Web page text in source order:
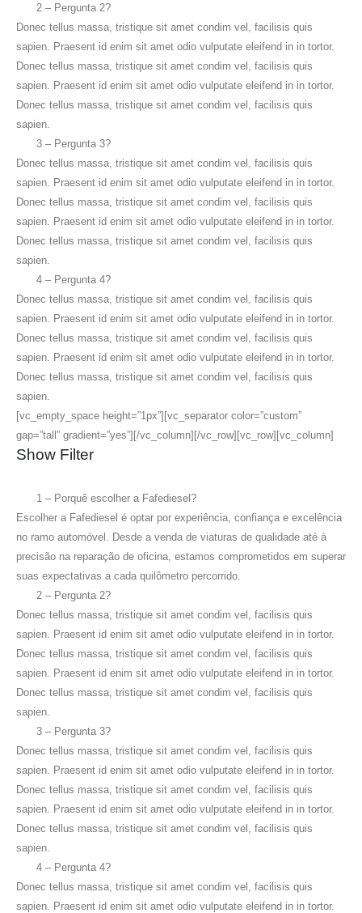
2 – Pergunta 2?
Donec tellus massa, tristique sit amet condim vel, facilisis quis
sapien. Praesent id enim sit amet odio vulputate eleifend in in tortor.
Donec tellus massa, tristique sit amet condim vel, facilisis quis
sapien. Praesent id enim sit amet odio vulputate eleifend in in tortor.
Donec tellus massa, tristique sit amet condim vel, facilisis quis
sapien.
3 – Pergunta 3?
Donec tellus massa, tristique sit amet condim vel, facilisis quis
sapien. Praesent id enim sit amet odio vulputate eleifend in in tortor.
Donec tellus massa, tristique sit amet condim vel, facilisis quis
sapien. Praesent id enim sit amet odio vulputate eleifend in in tortor.
Donec tellus massa, tristique sit amet condim vel, facilisis quis
sapien.
4 – Pergunta 4?
Donec tellus massa, tristique sit amet condim vel, facilisis quis
sapien. Praesent id enim sit amet odio vulputate eleifend in in tortor.
Donec tellus massa, tristique sit amet condim vel, facilisis quis
sapien. Praesent id enim sit amet odio vulputate eleifend in in tortor.
Donec tellus massa, tristique sit amet condim vel, facilisis quis
sapien.
[vc_empty_space height=”1px”][vc_separator color=”custom”
gap=”tall” gradient=”yes”][/vc_column][/vc_row][vc_row][vc_column]
Show Filter
1 – Porquê escolher a Fafediesel?
Escolher a Fafediesel é optar por experiência, confiança e excelência
no ramo automóvel. Desde a venda de viaturas de qualidade até à
precisão na reparação de oficina, estamos comprometidos em superar
suas expectativas a cada quilômetro percorrido.
2 – Pergunta 2?
Donec tellus massa, tristique sit amet condim vel, facilisis quis
sapien. Praesent id enim sit amet odio vulputate eleifend in in tortor.
Donec tellus massa, tristique sit amet condim vel, facilisis quis
sapien. Praesent id enim sit amet odio vulputate eleifend in in tortor.
Donec tellus massa, tristique sit amet condim vel, facilisis quis
sapien.
3 – Pergunta 3?
Donec tellus massa, tristique sit amet condim vel, facilisis quis
sapien. Praesent id enim sit amet odio vulputate eleifend in in tortor.
Donec tellus massa, tristique sit amet condim vel, facilisis quis
sapien. Praesent id enim sit amet odio vulputate eleifend in in tortor.
Donec tellus massa, tristique sit amet condim vel, facilisis quis
sapien.
4 – Pergunta 4?
Donec tellus massa, tristique sit amet condim vel, facilisis quis
sapien. Praesent id enim sit amet odio vulputate eleifend in in tortor.